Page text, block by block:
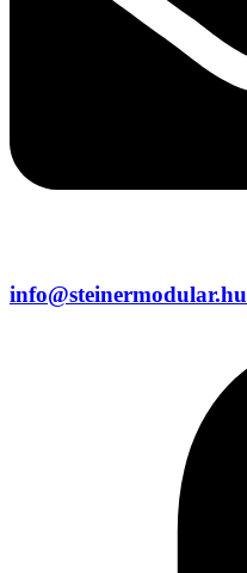
info@steinermodular.hu